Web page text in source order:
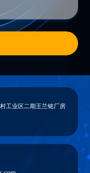
工业区二期王兰铭厂房